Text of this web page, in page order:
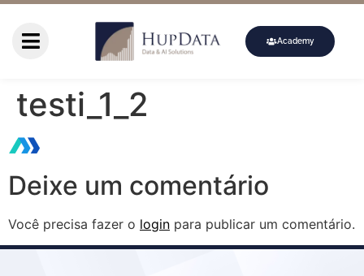
Academy
testi_1_2
Deixe um comentário
Você precisa fazer o login para publicar um comentário.